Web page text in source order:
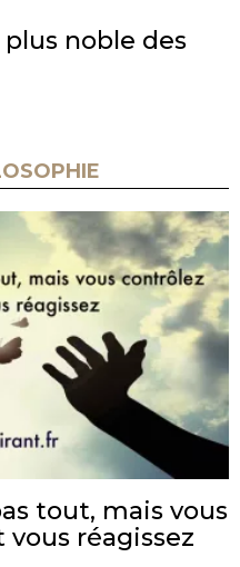
noble des
tout, mais vous
réagissez